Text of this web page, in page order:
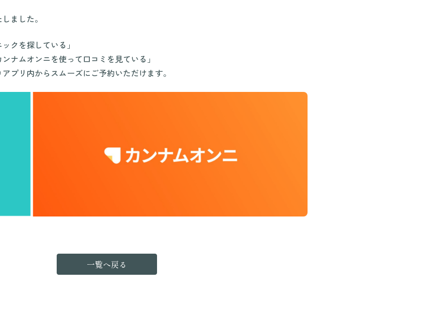
ました。
クを探している」
ナムオンニを使って口コミを見ている」
プリ内からスムーズにご予約いただけます。
一覧へ戻る